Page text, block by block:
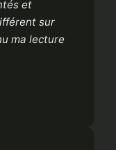
et
sur
ma lecture